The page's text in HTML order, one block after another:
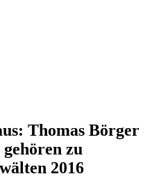
Thomas Börger
zu
2016